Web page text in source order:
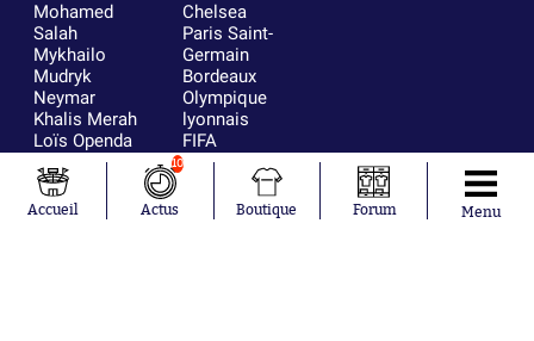
Mohamed
Salah
Mykhailo
Mudryk
Neymar
Khalis Merah
Loïs Openda
Moussa
Niakhaté
Nicolás
Tagliafico
Chelsea
Paris Saint-
Germain
Bordeaux
Olympique
lyonnais
FIFA
Real Madrid
RC Strasbourg
AC Milan
France
Accueil
10
Actus Boutique Forum Menu